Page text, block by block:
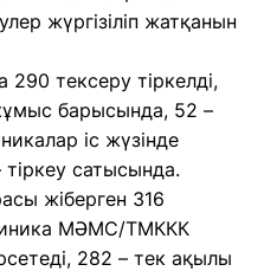
жүргізіліп жатқанын
290 тексеру тіркелді,
барысында, 52 –
іс жүзінде
сатысында.
жіберген 316
МӘМС/ТМККК
282 – тек ақылы